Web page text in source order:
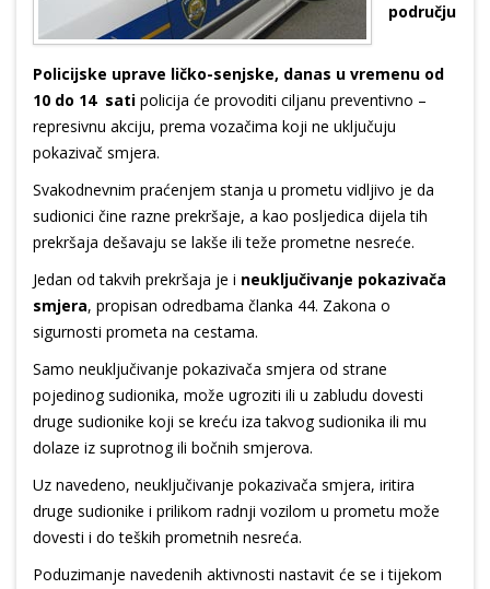
području
Policijske uprave ličko-senjske, danas u vremenu od
10 do 14 sati policija će provoditi ciljanu preventivno –
represivnu akciju, prema vozačima koji ne uključuju
pokazivač smjera.
Svakodnevnim praćenjem stanja u prometu vidljivo je da
sudionici čine razne prekršaje, a kao posljedica dijela tih
prekršaja dešavaju se lakše ili teže prometne nesreće.
Jedan od takvih prekršaja je i neuključivanje pokazivača
smjera, propisan odredbama članka 44. Zakona o
sigurnosti prometa na cestama.
Samo neuključivanje pokazivača smjera od strane
pojedinog sudionika, može ugroziti ili u zabludu dovesti
druge sudionike koji se kreću iza takvog sudionika ili mu
dolaze iz suprotnog ili bočnih smjerova.
Uz navedeno, neuključivanje pokazivača smjera, iritira
druge sudionike i prilikom radnji vozilom u prometu može
dovesti i do teških prometnih nesreća.
Poduzimanje navedenih aktivnosti nastavit će se i tijekom